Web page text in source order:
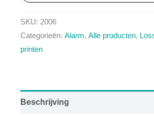
6
kanaals
aantal
SKU: 2006
Categorieën: Alarm, Alle producten,
printen
Beschrijving